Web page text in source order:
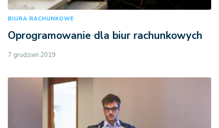
BIURA RACHUNKOWE
Oprogramowanie dla biur rachunkowych
7 grudzień 2019